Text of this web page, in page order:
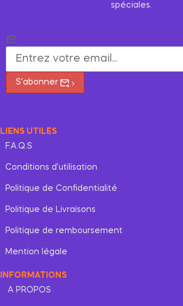
spéciales.
S'abonner
LIENS UTILES
F.A.Q.S
Conditions d’utilisation
Politique de Confidentialité
Politique de Livraisons
Politique de remboursement
Mention légale
INFORMATIONS
A PROPOS